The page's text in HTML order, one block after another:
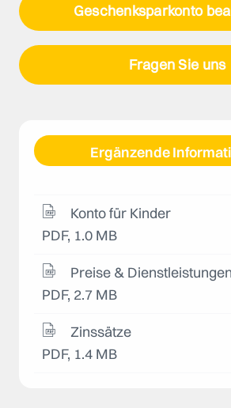
Geschenksparkonto
Fragen Sie uns
Ergänzende
Konto für Kinder
PDF, 1.0 MB
Preise & Dienstleistungen
PDF, 2.7 MB
Zinssätze
PDF, 1.4 MB